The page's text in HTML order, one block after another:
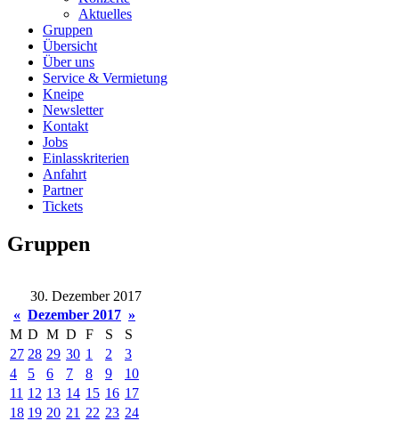
Aktuelles
Gruppen
Übersicht
Über uns
Service & Vermietung
Kneipe
Newsletter
Kontakt
Jobs
Einlasskriterien
Anfahrt
Partner
Tickets
Gruppen
30. Dezember 2017
« Dezember 2017 »
M D M D F S
S
27 28 29 30 1 2
3
4
5 6 7 8 9
10
11 12 13 14 15 16 17
18 19 20 21 22 23 24